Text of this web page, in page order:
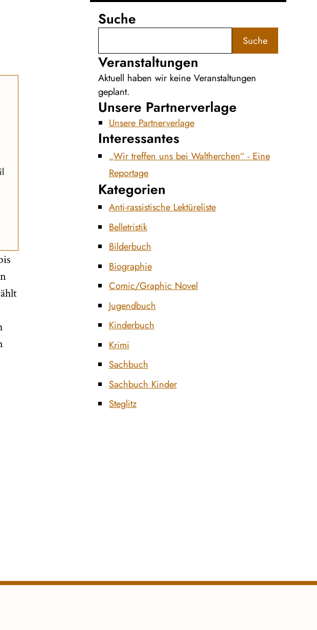
Suche
Suche
Veranstaltungen
Aktuell haben wir keine Veranstaltungen
geplant.
Unsere Partnerverlage
Unsere Partnerverlage
Interessantes
„Wir treffen uns bei Waltherchen“ - Eine
Reportage
Kategorien
Anti-rassistische Lektüreliste
Belletristik
Bilderbuch
Biographie
Comic/Graphic Novel
Jugendbuch
Kinderbuch
Krimi
Sachbuch
Sachbuch Kinder
Steglitz